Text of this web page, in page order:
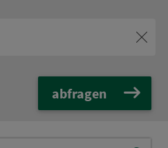
abfragen